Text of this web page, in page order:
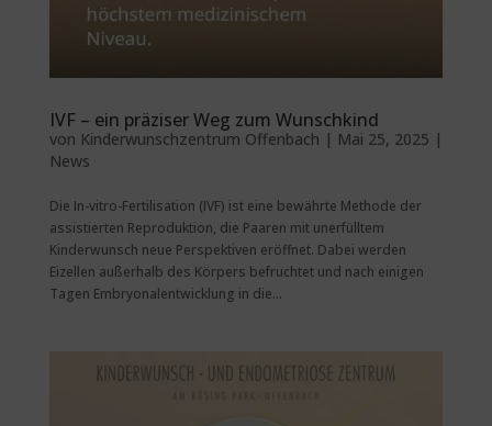
IVF – ein präziser Weg zum Wunschkind
von Kinderwunschzentrum Offenbach | Mai 25, 2025 |
News
Die In-vitro-Fertilisation (IVF) ist eine bewährte Methode der
assistierten Reproduktion, die Paaren mit unerfülltem
Kinderwunsch neue Perspektiven eröffnet. Dabei werden
Eizellen außerhalb des Körpers befruchtet und nach einigen
Tagen Embryonalentwicklung in die...